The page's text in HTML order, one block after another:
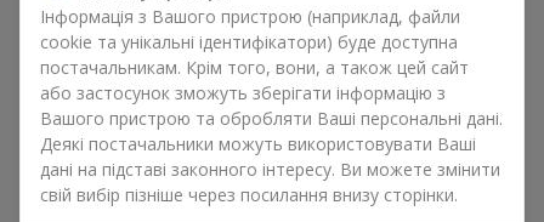
Ідеї для оформлення кошика
фруктів у подарунок
Емоційне забарвлення, яке несе букет у кошику із фруктів
залежить від оформлення. Воно має значення не менше,
ніж вміст. Саме святкове оформлення перетворює
звичайний букет у кошику із фруктів на гастрономічний
Інформація з Вашого пристрою (наприклад, файли
cookie та унікальні ідентифікатори) буде доступна
постачальникам. Крім того, вони, а також цей сайт
або застосунок зможуть зберігати інформацію з
Вашого пристрою та обробляти Ваші персональні дані.
Деякі постачальники можуть використовувати Ваші
дані на підставі законного інтересу. Ви можете змінити
свій вибір пізніше через посилання внизу сторінки.